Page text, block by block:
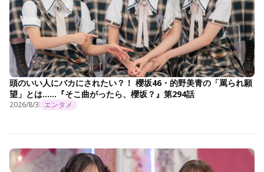
頭のいい人にバカにされたい？！ 櫻坂46・的野美青の「罵られ願
望」とは……『そこ曲がったら、櫻坂？』第294話
2026/8/3 エンタメ